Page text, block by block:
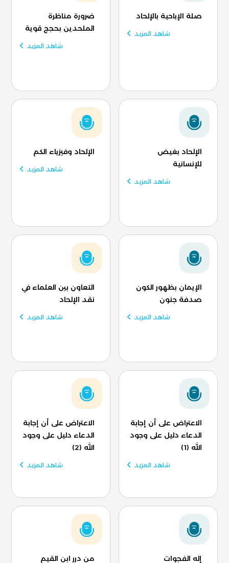
صلة الإباحية بالإلحاد
شاهد المزيد
ضرورة مناظرة
الملحدين بحجج قوية
شاهد المزيد
الإلحاد بغيض
للإنسانية
شاهد المزيد
الإلحاد وفيزياء الكم
شاهد المزيد
الإيمان بظهور الكون
صدفة جنون
شاهد المزيد
التعاون بين العلماء في
نقد الإلحاد
شاهد المزيد
الاعتراض على أن إجابة
الدعاء دليل على وجود
الله (1)
شاهد المزيد
الاعتراض على أن إجابة
الدعاء دليل على وجود
الله (2)
شاهد المزيد
إله الفجوات من درر ابن القيم